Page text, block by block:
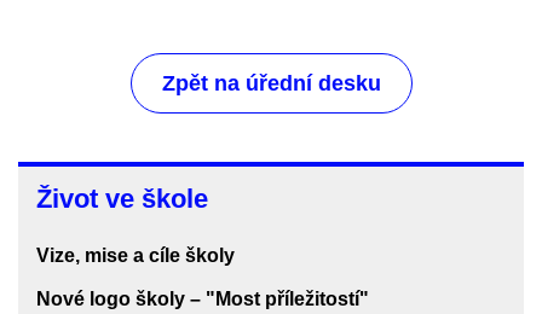
Život
ve
škole
Život ve škole
Vize, mise a cíle školy
Nové logo školy – "Most příležitostí"
Zpět na úřední desku